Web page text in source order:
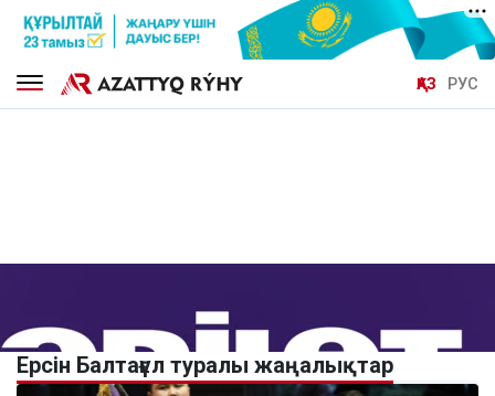
ҚАЗ РУС
Ерсін Балтағұл туралы жаңалықтар